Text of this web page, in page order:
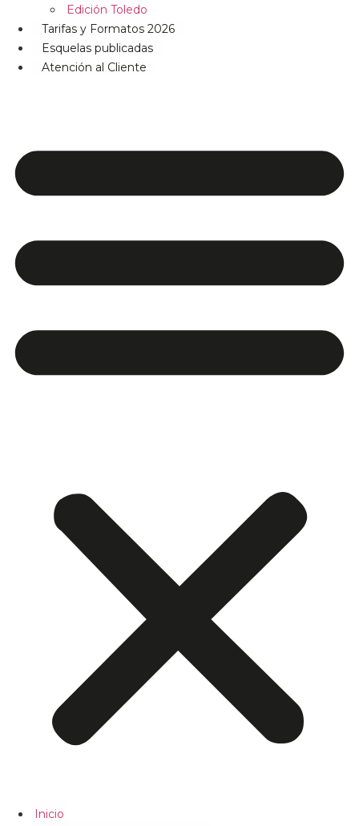
Edición Toledo
Tarifas y Formatos 2026
Esquelas publicadas
Atención al Cliente
Inicio